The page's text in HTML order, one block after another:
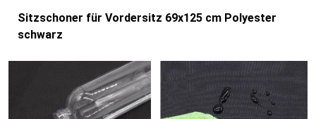
Sitzschoner für Vordersitz 69x125 cm Polyester
schwarz